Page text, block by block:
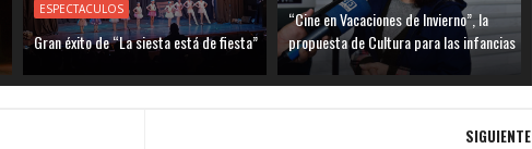
ESPECTACULOS
Gran éxito de “La siesta está de fiesta”
“Cine en Vacaciones de Invierno”, la
propuesta de Cultura para las infancias
SIGUIENTE